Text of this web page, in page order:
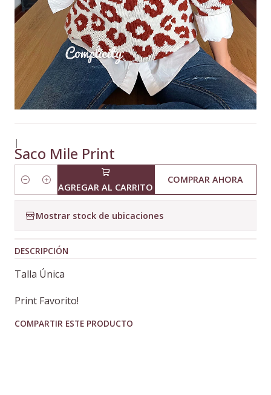
|
Saco Mile Print
Cantidad AGREGAR AL CARRITO
COMPRAR AHORA
Mostrar stock de ubicaciones
DESCRIPCIÓN
Talla Única
Print Favorito!
COMPARTIR ESTE PRODUCTO